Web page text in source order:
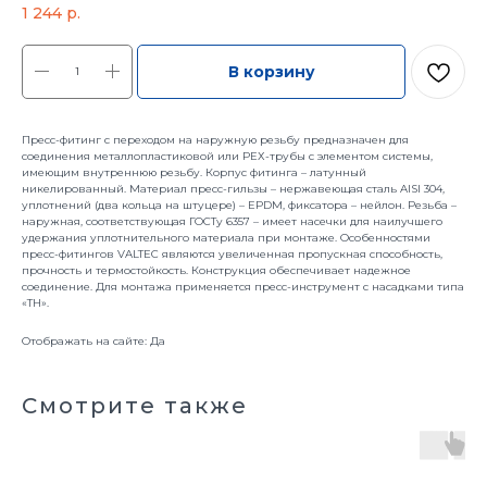
1 244 р.
В корзину
Пресс-фитинг с переходом на наружную резьбу предназначен для
соединения металлопластиковой или РЕХ-трубы с элементом системы,
имеющим внутреннюю резьбу. Корпус фитинга – латунный
никелированный. Материал пресс-гильзы – нержавеющая сталь AISI 304,
уплотнений (два кольца на штуцере) – EPDM, фиксатора – нейлон. Резьба –
наружная, соответствующая ГОСТу 6357 – имеет насечки для наилучшего
удержания уплотнительного материала при монтаже. Особенностями
пресс-фитингов VALTEC являются увеличенная пропускная способность,
прочность и термостойкость. Конструкция обеспечивает надежное
соединение. Для монтажа применяется пресс-инструмент с насадками типа
«ТН».
Отображать на сайте: Да
Смотрите также